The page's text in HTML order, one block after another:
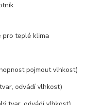
teplé klima
pojmout vlhkost)
odvádí vlhkost)